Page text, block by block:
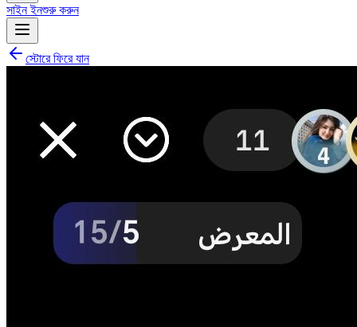
সাইন ইনশুরু করুন
স্টোরে ফিরে যান